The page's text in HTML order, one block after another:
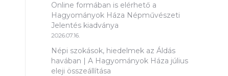
Online formában is elérhető a
Hagyományok Háza Népművészeti
Jelentés kiadványa
2026.07.16.
Népi szokások, hiedelmek az Áldás
havában | A Hagyományok Háza július
eleji összeállítása